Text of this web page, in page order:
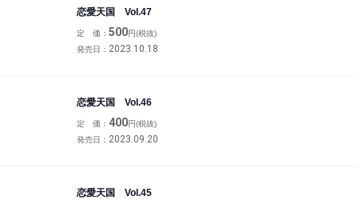
恋愛天国 Vol.47
定 価： 500円(税抜)
発売日： 2023.10.18
恋愛天国 Vol.46
定 価： 400円(税抜)
発売日： 2023.09.20
恋愛天国 Vol.45